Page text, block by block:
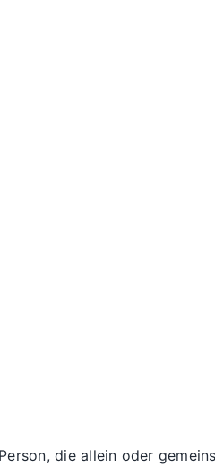
die allein oder